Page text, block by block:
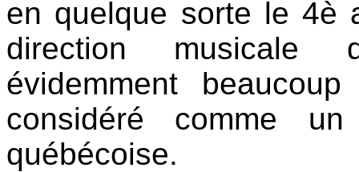
en quelque sorte le 4è
direction musicale
évidemment
considéré comme
québécoise.